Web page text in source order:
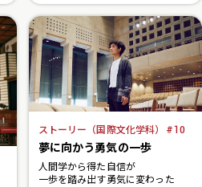
ストーリー（国際文化学科） 10
夢に向かう勇気の一歩
人間学から得た自信が
一歩を踏み出す勇気に変わった